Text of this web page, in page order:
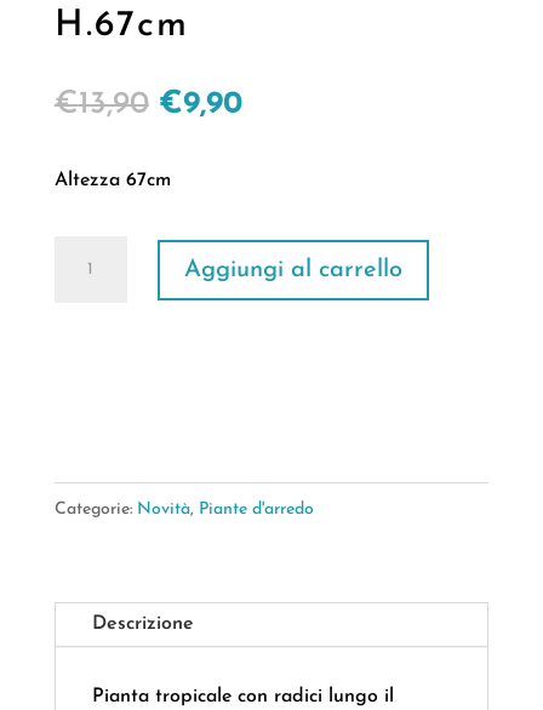
H.67cm
€13,90 Il
originale
€13,90.
€9,90Il
€9,90.
Altezza 67cm
Aggiungi al carrello
Categorie: Novità, Piante d'arredo
Descrizione
Pianta tropicale con radici lungo il